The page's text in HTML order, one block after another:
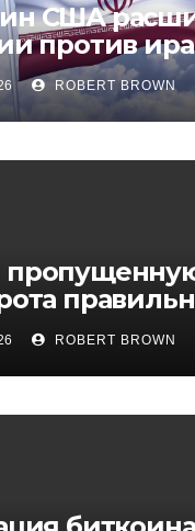
США
против
ROBERT BROWN
ROBERT BROWN